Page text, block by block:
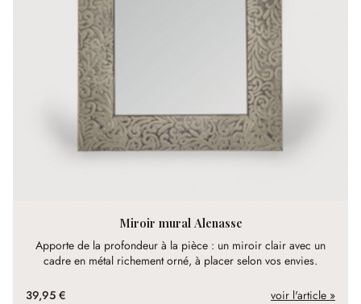
Miroir mural Alenasse
Apporte de la profondeur à la pièce : un miroir clair avec un
cadre en métal richement orné, à placer selon vos envies.
39,95 € voir l'article »